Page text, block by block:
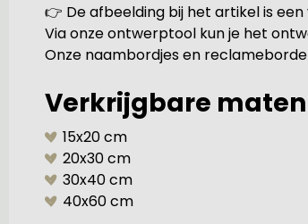
👉 De afbeelding bij het artikel is
Via onze ontwerptool kun je het
Onze naambordjes en
Verkrijgbare maten
15x20 cm
20x30 cm
30x40 cm
40x60 cm